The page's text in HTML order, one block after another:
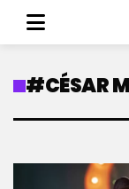
#CÉSAR